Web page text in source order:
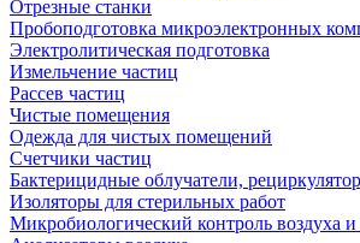
Отрезные станки
Пробоподготовка микроэлектронных
Электролитическая подготовка
Измельчение частиц
Рассев частиц
Чистые помещения
Одежда для чистых помещений
Счетчики частиц
Бактерицидные облучатели,
Изоляторы для стерильных работ
Микробиологический контроль воздуха и